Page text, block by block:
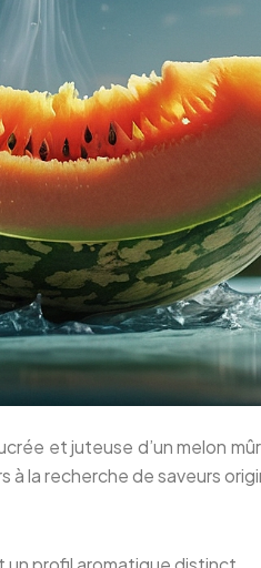
et juteuse d’un melon
la recherche de saveurs